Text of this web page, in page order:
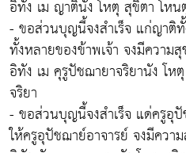
อิทัง เม ญาตินัง โหตุ สุขิตา โห
- ขอส่วนบุญนี้จงสำเร็จ แก่ญาติ
ทั้งหลายของข้าพเจ้า จงมีความ
อิทัง เม คุรูปัชฌายาจริยานัง โ
จริยา
- ขอส่วนบุญนี้จงสำเร็จ แด่ครูอุ
ให้ครูอุปัชฌาย์อาจารย์ จงมีควา